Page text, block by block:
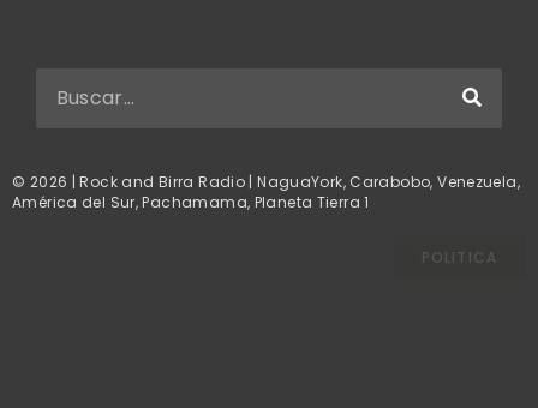
© 2026 | Rock and Birra Radio | NaguaYork, Carabobo, Venezuela,
América del Sur, Pachamama, Planeta Tierra 1
POLITICA